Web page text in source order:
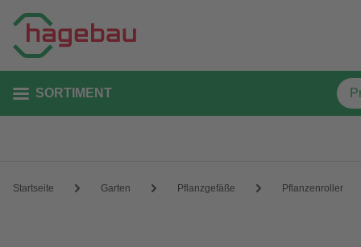
SORTIMENT
Startseite Garten Pflanzgefäße Pflanzenroller